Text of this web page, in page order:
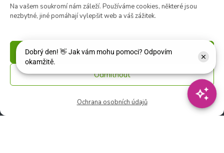
Na vašem soukromí nám záleží. Používáme cookies, některé jsou
nezbytné, jiné pomáhají vylepšit web a váš zážitek.
Příjmout
Odmítnout
Ochrana osobních údajů
🕑 Ut – Pá: 9:00 - 12:00 │ 13:00 - 17:00
🕑 So: 9:00 – 15:00
Rychlý kontakt:
Sledujte nás: